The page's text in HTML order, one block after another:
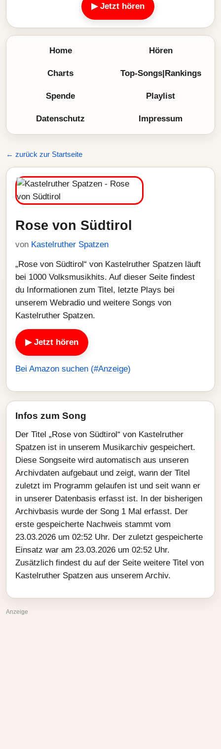
▶ Jetzt hören
Home Hören
Charts Top-Songs|Rankings
Spende Playlist
Datenschutz Impressum
← zurück zur Startseite
Rose von Südtirol
von Kastelruther Spatzen
„Rose von Südtirol“ von Kastelruther Spatzen läuft
bei 1000 Volksmusikhits. Auf dieser Seite findest
du Informationen zum Titel, letzte Plays bei
unserem Webradio und weitere Songs von
Kastelruther Spatzen.
▶ Jetzt hören
Bei Amazon suchen (#Anzeige)
Infos zum Song
Der Titel „Rose von Südtirol“ von Kastelruther
Spatzen ist in unserem Musikarchiv gespeichert.
Diese Songseite wird automatisch aus unseren
Archivdaten aufgebaut und zeigt, wann der Titel
zuletzt im Programm gelaufen ist und seit wann er
in unserer Datenbasis erfasst ist. In der bisherigen
Archivbasis wurde der Song 1 Mal erfasst. Der
erste gespeicherte Nachweis stammt vom
23.03.2026 um 02:52 Uhr. Der zuletzt gespeicherte
Einsatz war am 23.03.2026 um 02:52 Uhr.
Zusätzlich findest du auf der Seite weitere Titel von
Kastelruther Spatzen aus unserem Archiv.
Anzeige